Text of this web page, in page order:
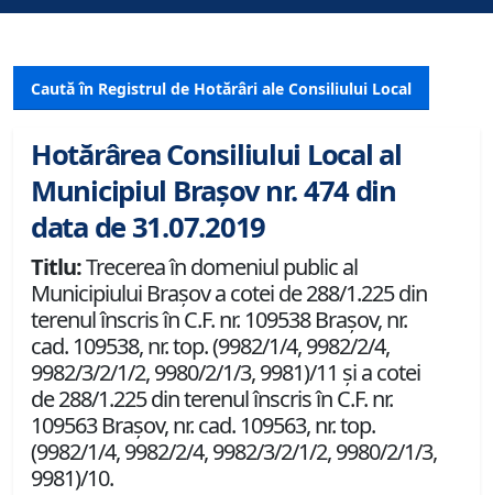
Caută în Registrul de Hotărâri ale Consiliului Local
Hotărârea Consiliului Local al
Municipiul Brașov nr. 474 din
data de 31.07.2019
Titlu:Trecerea în domeniul public al
Municipiului Braşov a cotei de 288/1.225 din
terenul înscris în C.F. nr. 109538 Brașov, nr.
cad. 109538, nr. top. (9982/1/4, 9982/2/4,
9982/3/2/1/2, 9980/2/1/3, 9981)/11 și a cotei
de 288/1.225 din terenul înscris în C.F. nr.
109563 Brașov, nr. cad. 109563, nr. top.
(9982/1/4, 9982/2/4, 9982/3/2/1/2, 9980/2/1/3,
9981)/10.